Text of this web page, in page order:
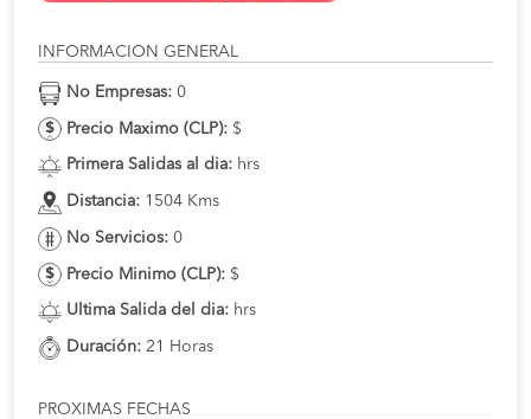
INFORMACION GENERAL
No Empresas: 0
Precio Maximo (CLP): $
Primera Salidas al dia: hrs
Distancia: 1504 Kms
No Servicios: 0
Precio Minimo (CLP): $
Ultima Salida del dia: hrs
Duración: 21 Horas
PROXIMAS FECHAS